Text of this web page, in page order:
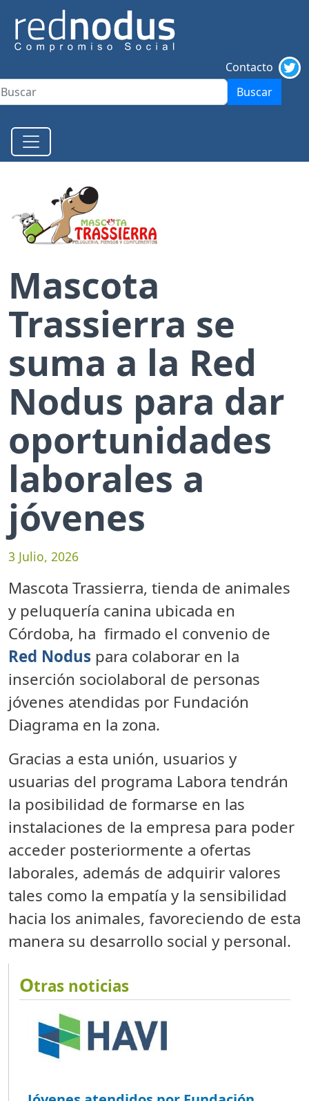
Contacto
Buscar
Mascota
Trassierra se
suma a la Red
Nodus para dar
oportunidades
laborales a
jóvenes
3 Julio, 2026
Mascota Trassierra, tienda de animales
y peluquería canina ubicada en
Córdoba, ha firmado el convenio de
Red Nodus para colaborar en la
inserción sociolaboral de personas
jóvenes atendidas por Fundación
Diagrama en la zona.
Gracias a esta unión, usuarios y
usuarias del programa Labora tendrán
la posibilidad de formarse en las
instalaciones de la empresa para poder
acceder posteriormente a ofertas
laborales, además de adquirirvalores
tales como la empatía y la sensibilidad
hacia los animales, favoreciendo de esta
manera su desarrollo social y personal.
Otras noticias